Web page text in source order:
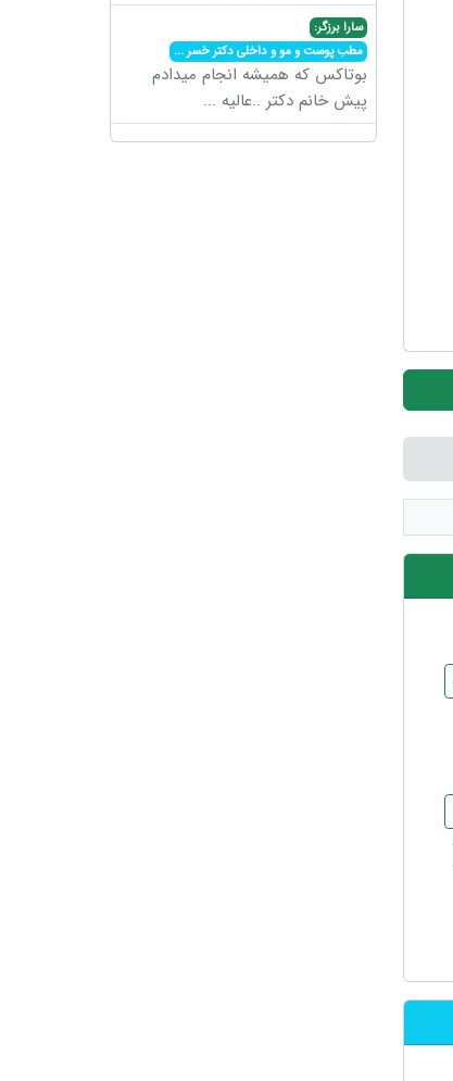
سارا برزگر:
مطب پوست و مو و داخلی دکتر خسر...
بوتاکس که همیشه انجام میدادم
پیش خانم دکتر ..عالیه ...